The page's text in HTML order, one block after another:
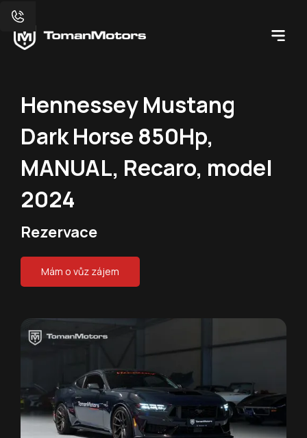
Hennessey Mustang
Dark Horse 850Hp,
MANUAL, Recaro, model
2024
Rezervace
Mám o vůz zájem